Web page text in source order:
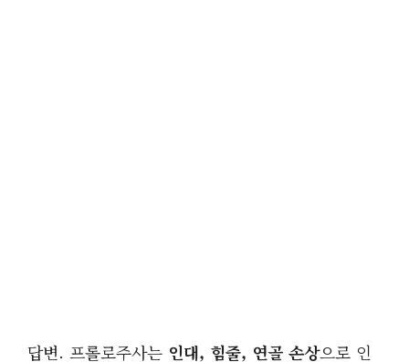
답변. 프롤로주사는 인대, 힘줄, 연골 손상으로 인